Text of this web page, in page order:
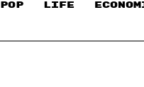
POP LIFE